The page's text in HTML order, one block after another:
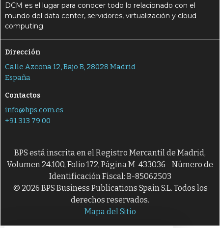
DCM es el lugar para conocer todo lo relacionado con el
mundo del data center, servidores, virtualización y cloud
computing.
Dirección
Calle Azcona 12, Bajo B, 28028 Madrid
España
Contactos
info@bps.com.es
+91 313 79 00
BPS está inscrita en el Registro Mercantil de Madrid,
Volumen 24.100, Folio 172, Página M-433036 - Número de
Identificación Fiscal: B-85062503
© 2026 BPS Business Publications Spain S.L. Todos los
derechos reservados.
Mapa del Sitio